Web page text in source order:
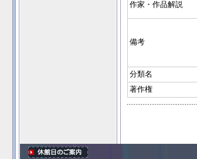
作家・作品解説
備考
分類名
著作権